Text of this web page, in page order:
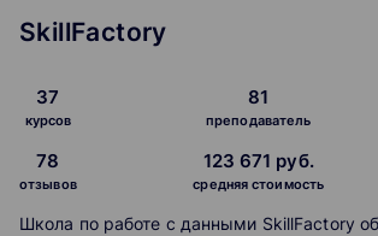
SkillFactory
37
курсов
123 671 руб.
средняя стоимость
81
преподаватель
78
отзывов
Школа по работе с данными SkillFactory